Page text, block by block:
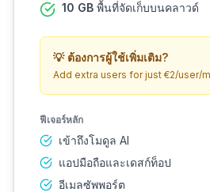
10 GB พื้นที่จัดเก็บบนคลาวด์
💡 ต้องการผู้ใช้เพิ่มเติม?
Add extra users for just €2/user/
ฟีเจอร์หลัก
เข้าถึงโมดูล AI
แอปมือถือและเดสก์ท็อป
อีเมลซัพพอร์ต